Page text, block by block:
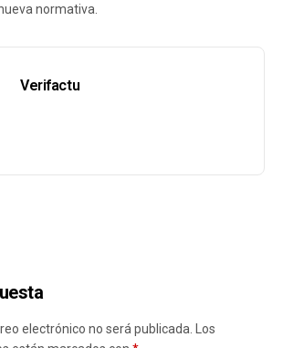
normativa.
Verifactu
electrónico no será publicada.
Los